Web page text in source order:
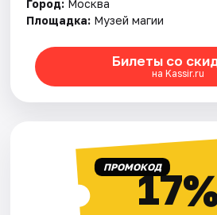
Город: Москва
Площадка: Музей магии
Билеты со
на Kassir.ru
ПРОМОКОД